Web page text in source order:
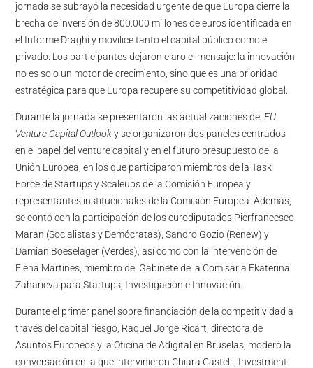
jornada se subrayó la necesidad urgente de que Europa cierre la
brecha de inversión de 800.000 millones de euros identificada en
el Informe Draghi y movilice tanto el capital público como el
privado. Los participantes dejaron claro el mensaje: la innovación
no es solo un motor de crecimiento, sino que es una prioridad
estratégica para que Europa recupere su competitividad global.
Durante la jornada se presentaron las actualizaciones delEU
Venture Capital Outlooky se organizaron dos paneles centrados
en el papel del venture capital y en el futuro presupuesto de la
Unión Europea, en los que participaron miembros de la Task
Force de Startups y Scaleups de la Comisión Europea y
representantes institucionales de la Comisión Europea. Además,
se contó con la participación de los eurodiputados Pierfrancesco
Maran (Socialistas y Demócratas), Sandro Gozio (Renew) y
Damian Boeselager (Verdes), así como con la intervención de
Elena Martines, miembro del Gabinete de la Comisaria Ekaterina
Zaharieva para Startups, Investigación e Innovación.
Durante el primer panel sobre financiación de la competitividad a
través del capital riesgo, Raquel Jorge Ricart, directora de
Asuntos Europeos y la Oficina de Adigital en Bruselas, moderó la
conversación en la que intervinieron Chiara Castelli, Investment